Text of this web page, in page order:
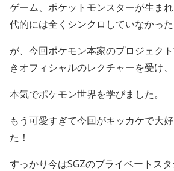
ゲーム、ポケットモンスターが生ま
代的には全くシンクロしていなかった
が、今回ポケモン本家のプロジェク
きオフィシャルのレクチャーを受け、
本気でポケモン世界を学びました。
もう可愛すぎて今回がキッカケで大
た！
すっかり今はSGZのプライベートス